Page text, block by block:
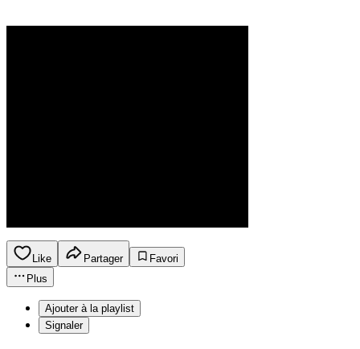
Like Partager
Favori
Plus
Ajouter à la playlist
Signaler